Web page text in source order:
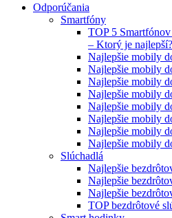
Odporúčania
Smartfóny
TOP 5
– Ktorý je najlepší?
Najlepšie mobily
Najlepšie mobily
Najlepšie mobily
Najlepšie mobily
Najlepšie mobily
Najlepšie mobily
Najlepšie mobily
Najlepšie mobily
Slúchadlá
Najlepšie
Najlepšie
Najlepšie
TOP bezdrôtové